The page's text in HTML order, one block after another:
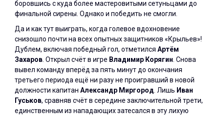
боровшись с куда более мастеровитыми сетуньцами до
финальной сирены. Однако и победить не смогли.
Да и как тут выиграть, когда голевое вдохновение
снизошло почти на всех опытных защитников «Крыльев»!
Дублем, включая победный гол, отметился Артём
Захаров . Открыл счёт в игре Владимир Корягин . Снова
вывел команду вперёд за пять минут до окончания
третьего периода ещё ни разу не проигравший в новой
должности капитан Александр Миргород . Лишь Иван
Гуськов, сравняв счёт в середине заключительной трети,
единственным из нападающих затесался в эту лихую